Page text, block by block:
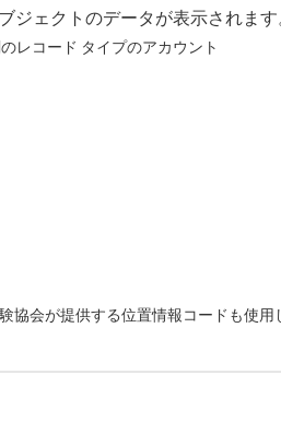
ジェクトのデータが表示されます
レコード タイプのアカウント
協会が提供する位置情報コードも使用